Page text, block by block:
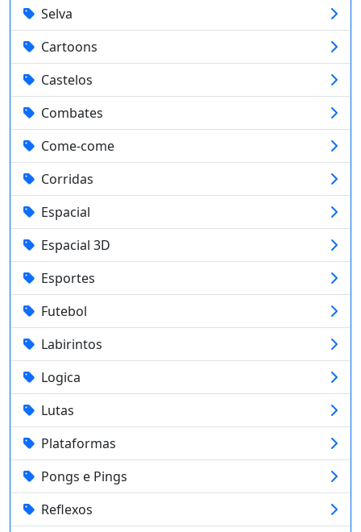
Selva
Cartoons
Castelos
Combates
Come-come
Corridas
Espacial
Espacial 3D
Esportes
Futebol
Labirintos
Logica
Lutas
Plataformas
Pongs e Pings
Reflexos